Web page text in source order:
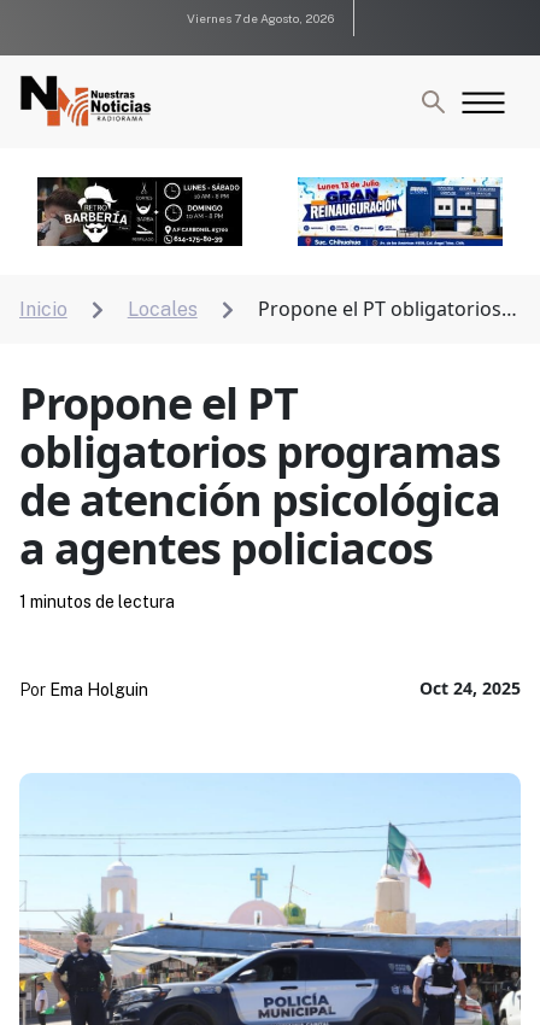
Viernes 7 de Agosto, 2026
Inicio  Locales 
Propone el PT obligatorios
Propone el PT
obligatorios programas
de atención psicológica
a agentes policiacos
Oct 24, 2025
Por Ema Holguin
1 minutos de lectura